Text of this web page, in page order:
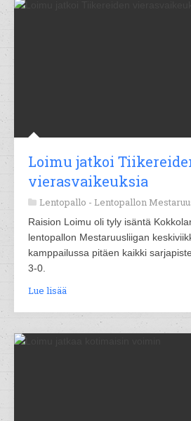
Loimu jatkoi
vierasvaikeuksia
Lentopallo - Lentopallon
Raision Loimu oli tyly isäntä
lentopallon Mestaruusliigan
kamppailussa pitäen kaikki
3-0.
Lue lisää